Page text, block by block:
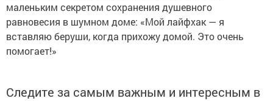
маленьким секретом сохранения душевного
равновесия в шумном доме: «Мой лайфхак — я
вставляю беруши, когда прихожу домой. Это очень
помогает!»
Следите за самым важным и интересным в